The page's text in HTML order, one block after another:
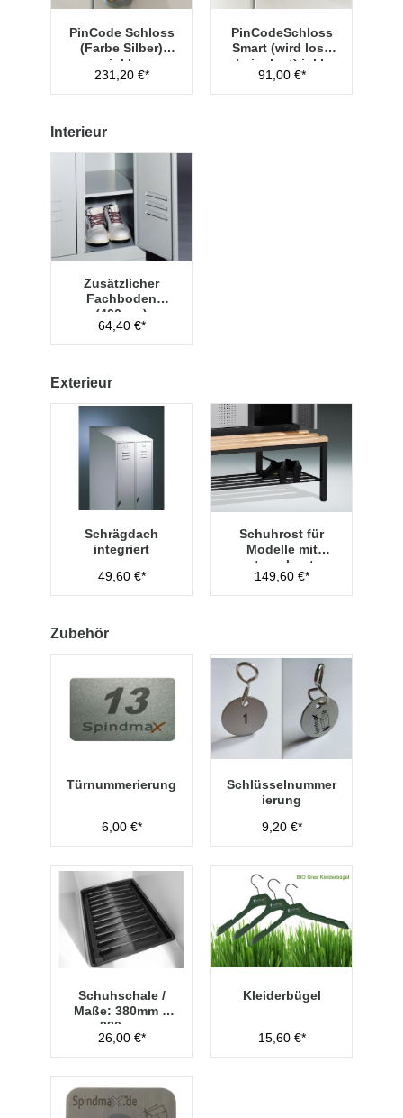
PinCode Schloss
(Farbe Silber)
inkl.
Hauptschlüssel
Typ 1
231,20 €*
PinCodeSchloss
Smart (wird lose
beigelegt) inkl.
Managementschl
üssel
91,00 €*
Interieur
Zusätzlicher
Fachboden
(400mm)
64,40 €*
Exterieur
Schrägdach
integriert
49,60 €*
Schuhrost für
Modelle mit
untergebauter
Sitzbank,
Abteilbreite 400
149,60 €*
Zubehör
Türnummerierung
6,00 €*
Schlüsselnummer
ierung
9,20 €*
Schuhschale /
Maße: 380mm x
280mm
26,00 €*
Kleiderbügel
15,60 €*